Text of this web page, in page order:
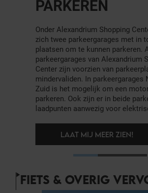
VOORWERPEN
De beveiliging helpt je graag om
eigendom terug te krijgen.
voorwerpen worden door de
afgegeven bij de beveiliging.
iets vinden in het winkelcentrum,
dit afgeven bij de beveiliging. T:
en M:
FIETS & OVERIG